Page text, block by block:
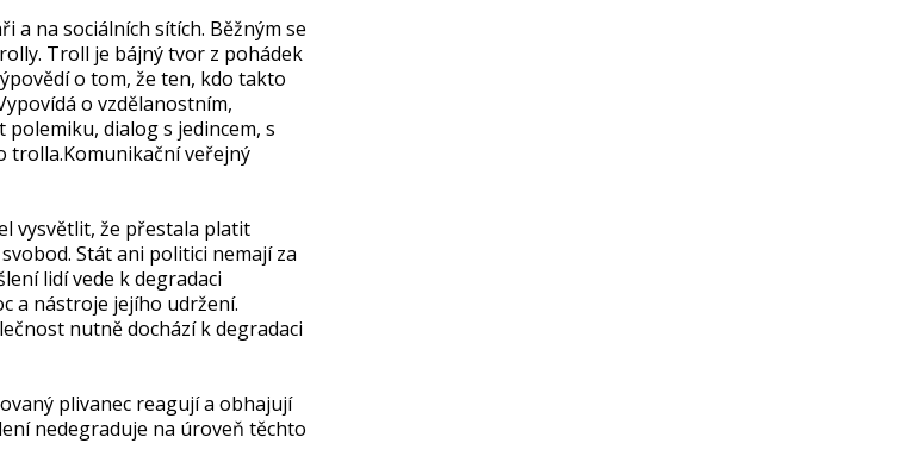
na sociálních sítích. Běžným se
Troll je bájný tvor z pohádek
o tom, že ten, kdo takto
o vzdělanostním,
dialog s jedincem, s
trolla.Komunikační veřejný
vysvětlit, že přestala platit
Stát ani politici nemají za
lidí vede k degradaci
a nástroje jejího udržení.
nutně dochází k degradaci
plivanec reagují a obhajují
nedegraduje na úroveň těchto